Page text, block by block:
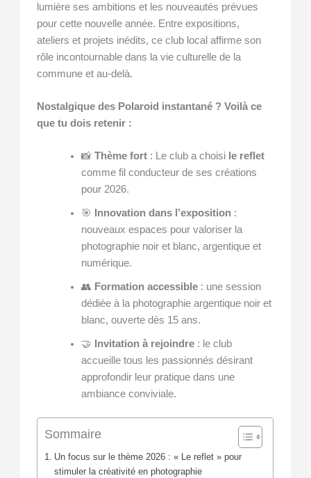
lumière ses ambitions et les nouveautés prévues
pour cette nouvelle année. Entre expositions,
ateliers et projets inédits, ce club local affirme son
rôle incontournable dans la vie culturelle de la
commune et au-delà.
Nostalgique des Polaroid instantané ? Voilà ce
que tu dois retenir :
📸 Thème fort: Le club a choisi le reflet
comme fil conducteur de ses créations
pour 2026.
🎯 Innovation dans l’exposition:
nouveaux espaces pour valoriser la
photographie noir et blanc, argentique et
numérique.
👥 Formation accessible: une session
dédiée à la photographie argentique noir et
blanc, ouverte dès 15 ans.
🤝 Invitation à rejoindre: le club
accueille tous les passionnés désirant
approfondir leur pratique dans une
ambiance conviviale.
Sommaire
Un focus sur le thème 2026 : « Le reflet » pour
stimuler la créativité en photographie